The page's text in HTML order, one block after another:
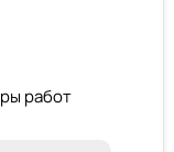
работ